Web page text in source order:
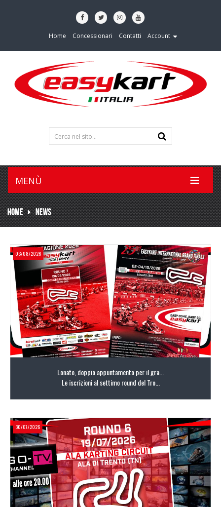
Home Concessionari Contatti Account
MENÙ
HOME NEWS
03/08/2026
Lonato, doppio appuntamento per il gra...
Le iscrizioni al settimo round del Tro...
LEGGI TUTTO
30/07/2026